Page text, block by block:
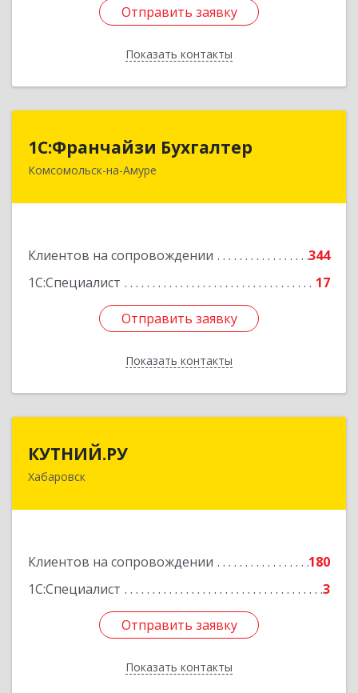
Отправить заявку
Показать контакты
Отправить заявку
Назад
1С:Франчайзи Бухгалтер
Комсомольск-на-Амуре
Клиентов на сопровождении
344
1С:Специалист
17
Отправить заявку
Показать контакты
1С:Франчайзи Бухгалтер
681000, Хабаровский край, Комсомольск-на-
Подробнее
Отправить заявку
Назад
КУТНИЙ.РУ
Хабаровск
Клиентов на сопровождении
180
1С:Специалист
3
Отправить заявку
Показать контакты
680007, Хабаровский край, Хабаровск г,
Отправить заявку
Назад